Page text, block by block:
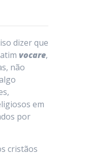
dizer que
vocare,
não
em
por
cristãos